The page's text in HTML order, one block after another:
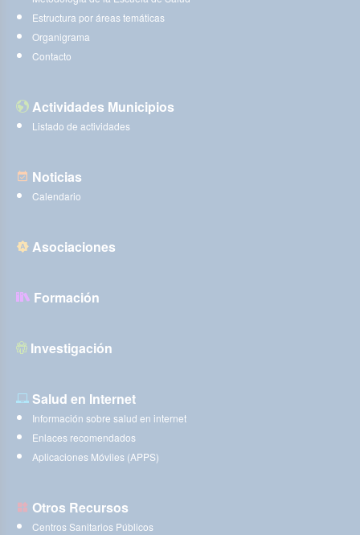
Estructura por áreas temáticas
Organigrama
Contacto
Actividades Municipios
Listado de actividades
Noticias
Calendario
Asociaciones
Formación
Investigación
Salud en Internet
Información sobre salud en internet
Enlaces recomendados
Aplicaciones Móviles (APPS)
Otros Recursos
Centros Sanitarios Públicos